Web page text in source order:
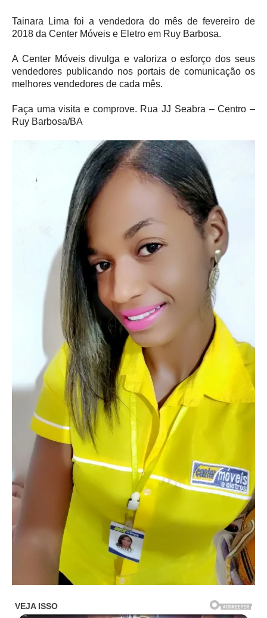
Tainara Lima foi a vendedora do mês de fevereiro de
2018 da Center Móveis e Eletro em Ruy Barbosa.
A Center Móveis divulga e valoriza o esforço dos seus
vendedores publicando nos portais de comunicação os
melhores vendedores de cada mês.
Faça uma visita e comprove. Rua JJ Seabra – Centro –
Ruy Barbosa/BA